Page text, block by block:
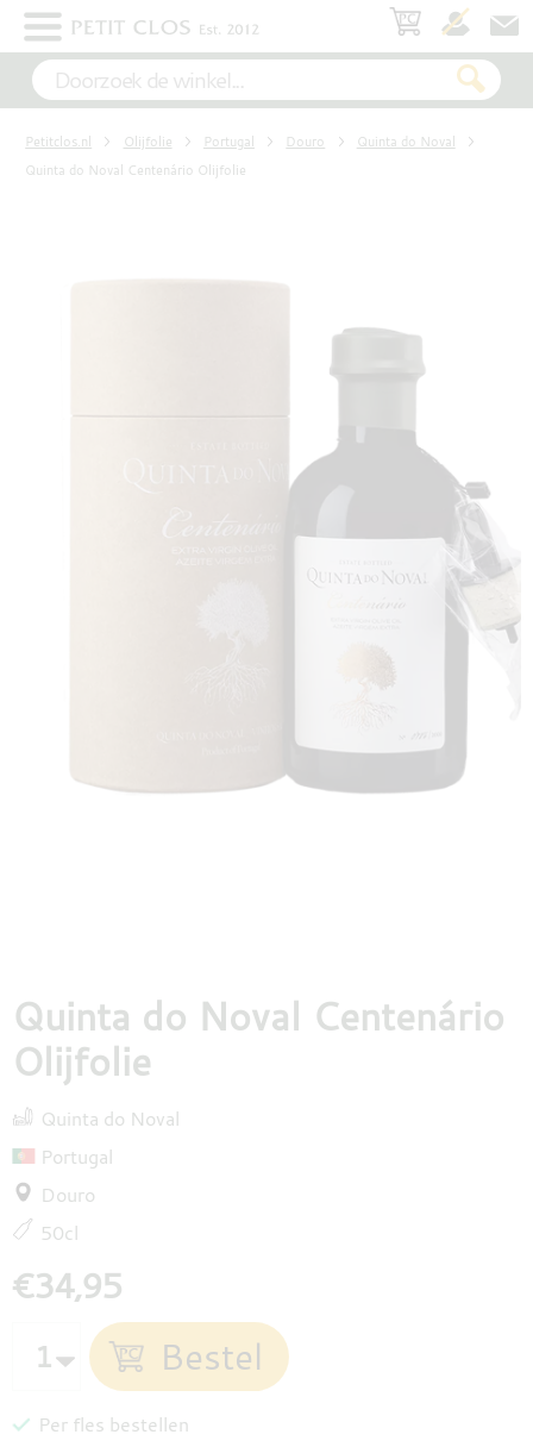
WIT
ROSÉ
Petitclos.nl Olijfolie Portugal Douro
Quinta do Noval
Quinta do Noval Centenário Olijfolie
Quinta do Noval Centenário
Olijfolie
Quinta do Noval
Portugal
Douro
50cl
€34,95
Per fles bestellen